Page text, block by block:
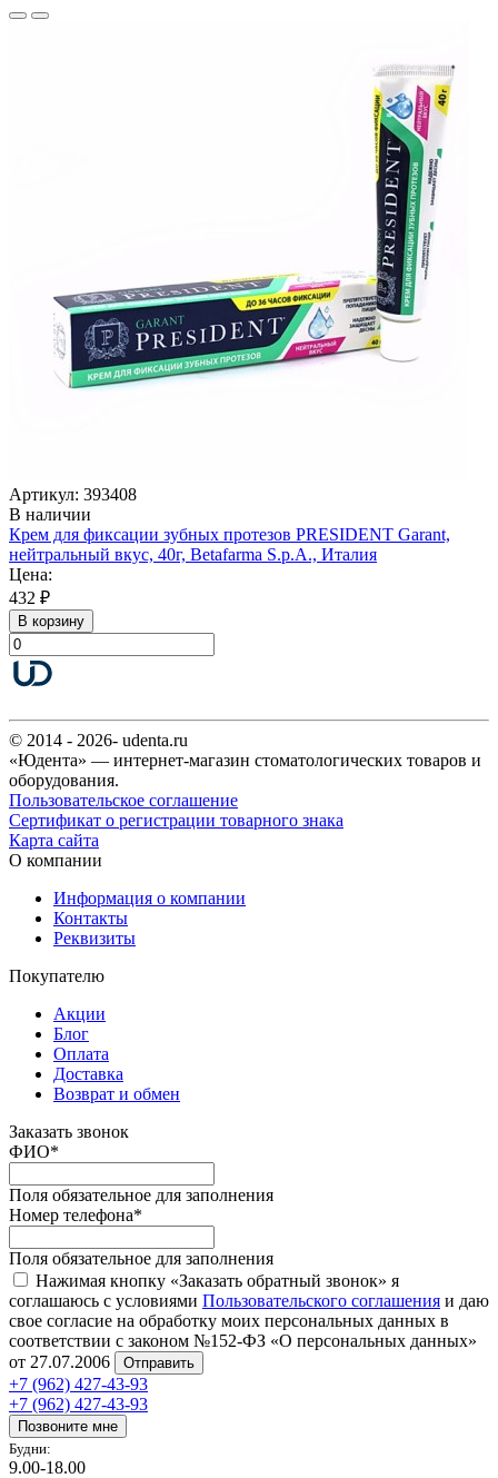
Артикул: 393408
В наличии
Крем для фиксации зубных протезов PRESIDENT Garant,
нейтральный вкус, 40г, Betafarma S.p.A., Италия
Цена:
432 ₽
В корзину
© 2014 - 2026- udenta.ru
«Юдента» — интернет-магазин стоматологических товаров и
оборудования.
Пользовательское соглашение
Сертификат о регистрации товарного знака
Карта сайта
О компании
Информация о компании
Контакты
Реквизиты
Покупателю
Акции
Блог
Оплата
Доставка
Возврат и обмен
Заказать звонок
ФИО*
Поля обязательное для заполнения
Номер телефона*
Поля обязательное для заполнения
Нажимая кнопку «Заказать обратный звонок» я
соглашаюсь с условиями Пользовательского соглашения и даю
свое согласие на обработку моих персональных данных в
соответствии с законом №152-ФЗ «О персональных данных»
от 27.07.2006
Отправить
+7 (962) 427-43-93
+7 (962) 427-43-93
Позвоните мне
Будни:
9.00-18.00